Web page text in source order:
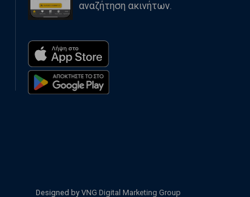
αναζήτηση ακινήτων.
Designed by VNG Digital Marketing Group